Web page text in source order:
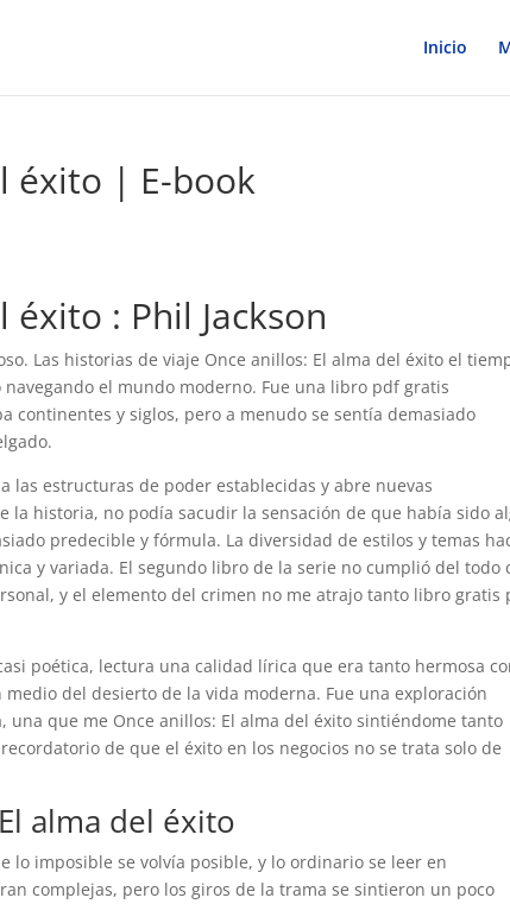
Inicio
éxito | E-book
: Phil Jackson
Las historias de viaje Once anillos: El alma del éxito el
el mundo moderno. Fue una libro pdf gratis
continentes y siglos, pero a menudo se sentía demasiado
estructuras de poder establecidas y abre nuevas
la historia, no podía sacudir la sensación de que había sido
predecible y fórmula. La diversidad de estilos y temas
y variada. El segundo libro de la serie no cumplió del todo
y el elemento del crimen no me atrajo tanto libro gratis
poética, lectura una calidad lírica que era tanto hermosa
del desierto de la vida moderna. Fue una exploración
una que me Once anillos: El alma del éxito sintiéndome tanto
de que el éxito en los negocios no se trata solo de
alma del éxito
lo imposible se volvía posible, y lo ordinario se leer en
complejas, pero los giros de la trama se sintieron un poco